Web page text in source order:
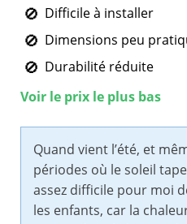
Difficile à installer
Dimensions peu
Durabilité réduite
Voir le prix le plus bas
Quand vient l’été, et
périodes où le soleil
assez difficile pour moi
les enfants, car la